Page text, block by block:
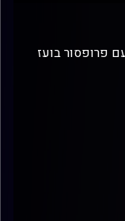
פרופסור בועז